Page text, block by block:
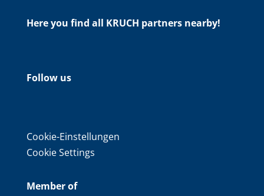
Here you find all KRUCH partners nearby!
Follow us
Cookie-Einstellungen
Cookie Settings
Member of